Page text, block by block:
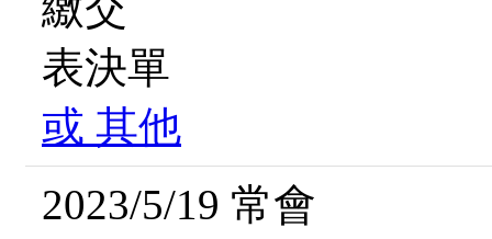
表決單
或 其他
2023/5/19 常會